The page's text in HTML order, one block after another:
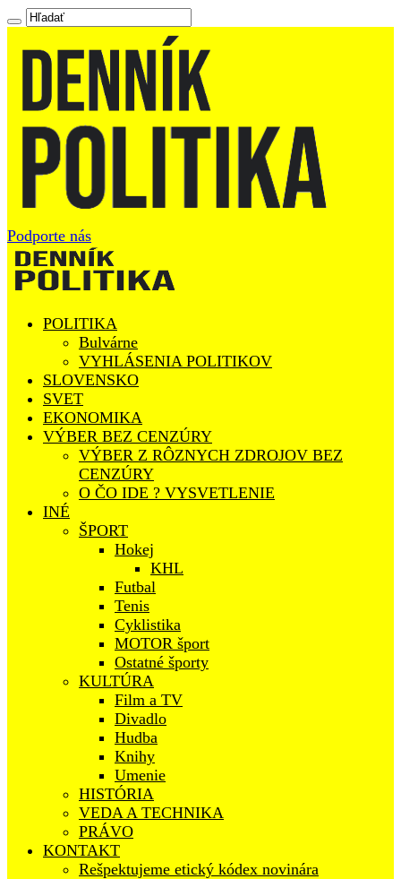
Podporte nás
POLITIKA
Bulvárne
VYHLÁSENIA POLITIKOV
SLOVENSKO
SVET
EKONOMIKA
VÝBER BEZ CENZÚRY
VÝBER Z RÔZNYCH ZDROJOV BEZ
CENZÚRY
O ČO IDE ? VYSVETLENIE
INÉ
ŠPORT
Hokej
KHL
Futbal
Tenis
Cyklistika
MOTOR šport
Ostatné športy
KULTÚRA
Film a TV
Divadlo
Hudba
Knihy
Umenie
HISTÓRIA
VEDA A TECHNIKA
PRÁVO
KONTAKT
Rešpektujeme etický kódex novinára